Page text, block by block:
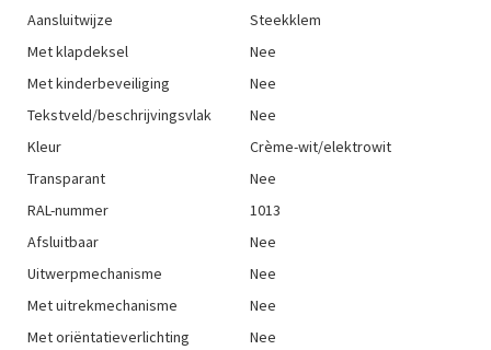
Aansluitwijze
Steekklem
Met klapdeksel
Nee
Met kinderbeveiliging
Nee
Tekstveld/beschrijvingsvlak
Nee
Kleur
Crème-wit/elektrowit
Transparant
Nee
RAL-nummer
1013
Afsluitbaar
Nee
Uitwerpmechanisme
Nee
Met uitrekmechanisme
Nee
Met oriëntatieverlichting
Nee